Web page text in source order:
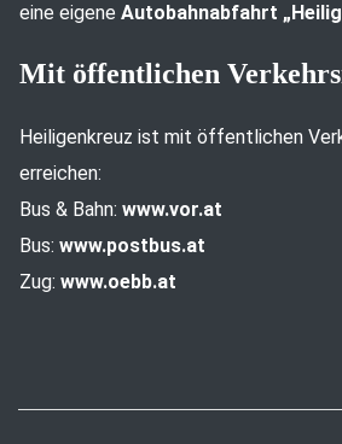
eine eigene Autobahnabfahrt
Mit öffentlichen
Heiligenkreuz ist mit öffentlichen
erreichen:
Bus & Bahn: www.vor.at
Bus: www.postbus.at
Zug: www.oebb.at